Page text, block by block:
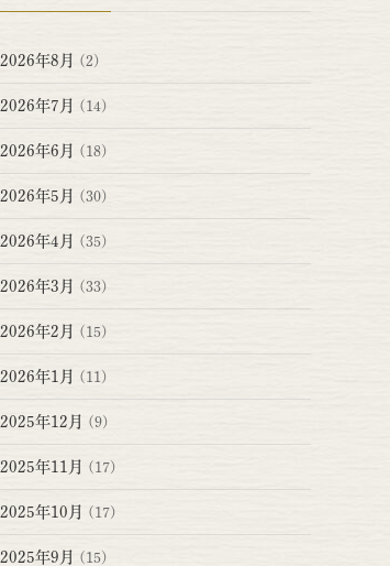
2026年8月 (2)
2026年7月 (14)
2026年6月 (18)
2026年5月 (30)
2026年4月 (35)
2026年3月 (33)
2026年2月 (15)
2026年1月 (11)
2025年12月 (9)
2025年11月 (17)
2025年10月 (17)
2025年9月 (15)